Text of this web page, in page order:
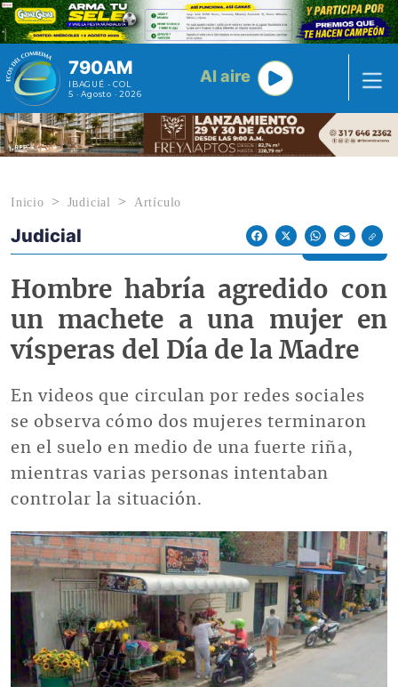
Pasar al contenido principal
790AM
IBAGUÉ - COL
5 · Agosto · 2026
Al aire
Inicio Judicial Artículo
Econoticias y Eventos
Judicial
FacebookX WhatsAppEmail
Hombre habría agredido con
un machete a una mujer en
vísperas del Día de la Madre
En videos que circulan por redes sociales
se observa cómo dos mujeres terminaron
en el suelo en medio de una fuerte riña,
mientras varias personas intentaban
controlar la situación.
Imagen